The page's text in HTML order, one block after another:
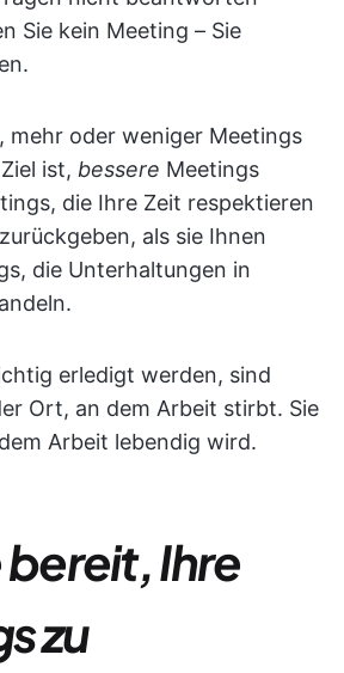
Sie kein Meeting – Sie
mehr oder weniger Meetings
ist, bessere Meetings
die Ihre Zeit respektieren
als sie Ihnen
die Unterhaltungen in
erledigt werden, sind
Ort, an dem Arbeit stirbt. Sie
Arbeit lebendig wird.
bereit, Ihre
zu